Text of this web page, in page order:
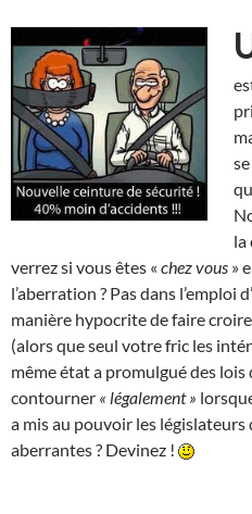
la
verrez si vous êtes « chez vous »
l’aberration ? Pas dans l’emploi
manière hypocrite de faire
(alors que seul votre fric les
même état a promulgué des lois
contourner « légalement »
a mis au pouvoir les
aberrantes ? Devinez !